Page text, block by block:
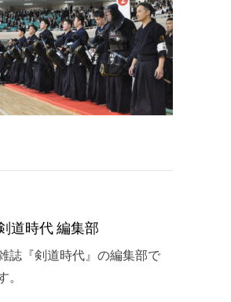
道時代 編集部
誌『剣道時代』の編集部で
。